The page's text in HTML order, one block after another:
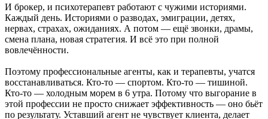
И брокер, и психотерапевт работают с чужими историями.
Каждый день. Историями о разводах, эмиграции, детях,
нервах, страхах, ожиданиях. А потом — ещё звонки, драмы,
смена плана, новая стратегия. И всё это при полной
вовлечённости.
Поэтому профессиональные агенты, как и терапевты, учатся
восстанавливаться. Кто-то — спортом. Кто-то — тишиной.
Кто-то — холодным морем в 6 утра. Потому что выгорание в
этой профессии не просто снижает эффективность — оно бьёт
по результату. Уставший агент не чувствует клиента, делает